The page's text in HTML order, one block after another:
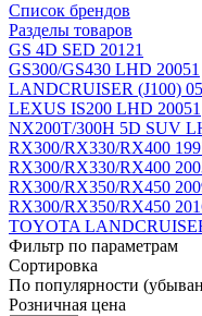
Список брендов
Разделы товаров
GS 4D SED 20121
GS300/GS430 LHD 20051
LANDCRUISER (J100)
LEXUS IS200 LHD 20051
NX200T/300H 5D SUV
RX300/RX330/RX400
RX300/RX330/RX400
RX300/RX350/RX450
RX300/RX350/RX450
TOYOTA
Фильтр по параметрам
Сортировка
По популярности
Розничная цена